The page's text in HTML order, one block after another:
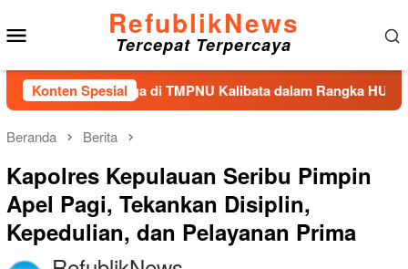
ke
konten
RefublikNews
Tercepat Terpercaya
Konten Spesial
Bunga di TMPNU Kalibata dalam Rangka HUT Ke-40 PPAL
Beranda Berita
Kapolres Kepulauan Seribu Pimpin
Apel Pagi, Tekankan Disiplin,
Kepedulian, dan Pelayanan Prima